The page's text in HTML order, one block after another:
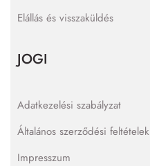
Elállás és visszaküldés
JOGI
Adatkezelési szabályzat
Általános szerződési feltételek
Impresszum